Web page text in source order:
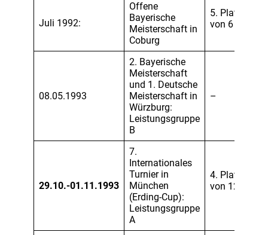
Juli 1992:
Offene
Bayerische
Meisterschaft in
Coburg
5. Platz
von 6
08.05.1993
2. Bayerische
Meisterschaft
und 1. Deutsche
Meisterschaft in
Würzburg:
Leistungsgruppe
B
–
29.10.-01.11.1993
7.
Internationales
Turnier in
München
(Erding-Cup):
Leistungsgruppe
A
4. Platz
von 12